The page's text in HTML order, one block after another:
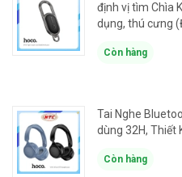
định vị tìm Chìa
dụng, thú cưng
Còn hàng
Tai Nghe
dùng 32H, Thiết
Còn hàng